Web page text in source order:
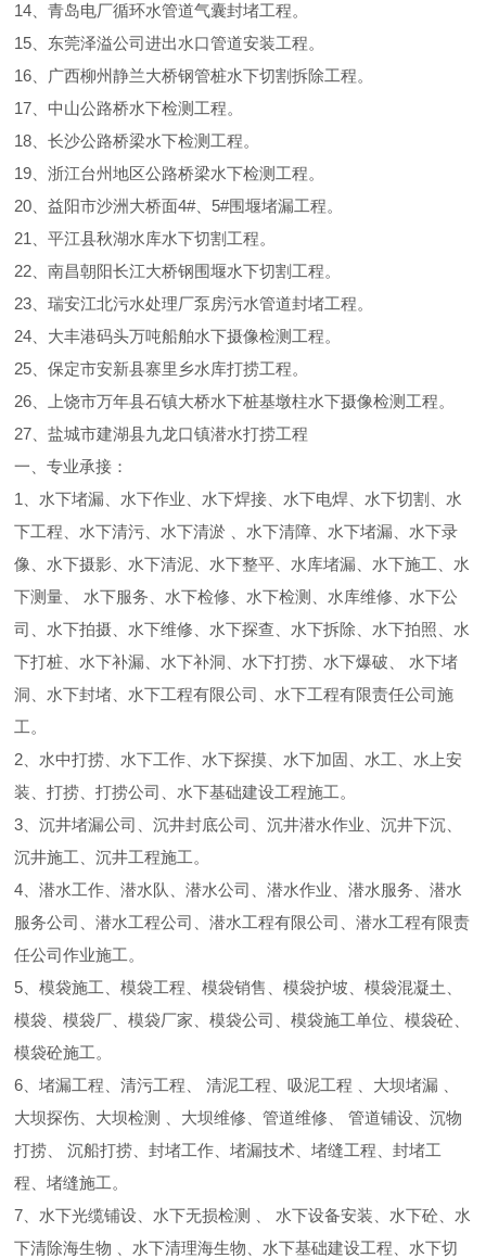
14、青岛电厂循环水管道气囊封堵工程。
15、东莞泽溢公司进出水口管道安装工程。
16、广西柳州静兰大桥钢管桩水下切割拆除工程。
17、中山公路桥水下检测工程。
18、长沙公路桥梁水下检测工程。
19、浙江台州地区公路桥梁水下检测工程。
20、益阳市沙洲大桥面4#、5#围堰堵漏工程。
21、平江县秋湖水库水下切割工程。
22、南昌朝阳长江大桥钢围堰水下切割工程。
23、瑞安江北污水处理厂泵房污水管道封堵工程。
24、大丰港码头万吨船舶水下摄像检测工程。
25、保定市安新县寨里乡水库打捞工程。
26、上饶市万年县石镇大桥水下桩基墩柱水下摄像检测工程。
27、盐城市建湖县九龙口镇潜水打捞工程
一、专业承接：
1、水下堵漏、水下作业、水下焊接、水下电焊、水下切割、水
下工程、水下清污、水下清淤 、水下清障、水下堵漏、水下录
像、水下摄影、水下清泥、水下整平、水库堵漏、水下施工、水
下测量、 水下服务、水下检修、水下检测、水库维修、水下公
司、水下拍摄、水下维修、水下探查、水下拆除、水下拍照、水
下打桩、水下补漏、水下补洞、水下打捞、水下爆破、 水下堵
洞、水下封堵、水下工程有限公司、水下工程有限责任公司施
工。
2、水中打捞、水下工作、水下探摸、水下加固、水工、水上安
装、打捞、打捞公司、水下基础建设工程施工。
3、沉井堵漏公司、沉井封底公司、沉井潜水作业、沉井下沉、
沉井施工、沉井工程施工。
4、潜水工作、潜水队、潜水公司、潜水作业、潜水服务、潜水
服务公司、潜水工程公司、潜水工程有限公司、潜水工程有限责
任公司作业施工。
5、模袋施工、模袋工程、模袋销售、模袋护坡、模袋混凝土、
模袋、模袋厂、模袋厂家、模袋公司、模袋施工单位、模袋砼、
模袋砼施工。
6、堵漏工程、清污工程、 清泥工程、吸泥工程 、大坝堵漏 、
大坝探伤、大坝检测 、大坝维修、管道维修、 管道铺设、沉物
打捞、 沉船打捞、封堵工作、堵漏技术、堵缝工程、封堵工
程、堵缝施工。
7、水下光缆铺设、水下无损检测 、 水下设备安装、水下砼、水
下清除海生物 、水下清理海生物、水下基础建设工程、水下切